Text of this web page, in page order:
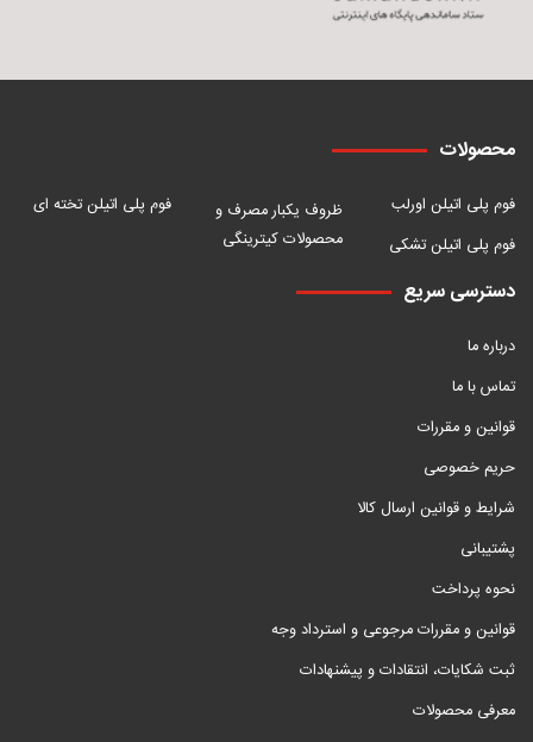
محصولات
فوم پلی اتیلن اورلب
فوم پلی اتیلن تشکی
ظروف یکبار مصرف و
محصولات کیترینگی
فوم پلی اتیلن تخته ای
دسترسی سریع
درباره ما
تماس با ما
قوانین و مقررات
حریم خصوصی
شرایط و قوانین ارسال کالا
پشتیبانی
نحوه پرداخت
قوانین و مقررات مرجوعی و استرداد وجه
ثبت شکایات، انتقادات و پیشنهادات
معرفی محصولات